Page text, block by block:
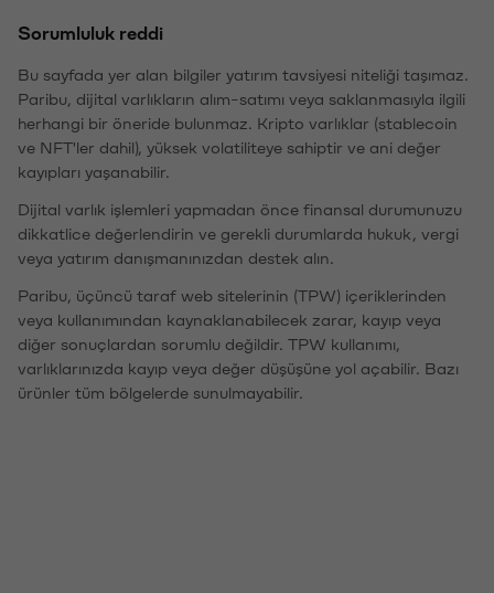
Sorumluluk reddi
Bu sayfada yer alan bilgiler yatırım tavsiyesi niteliği taşımaz.
Paribu, dijital varlıkların alım-satımı veya saklanmasıyla ilgili
herhangi bir öneride bulunmaz. Kripto varlıklar (stablecoin
ve NFT'ler dahil), yüksek volatiliteye sahiptir ve ani değer
kayıpları yaşanabilir.
Dijital varlık işlemleri yapmadan önce finansal durumunuzu
dikkatlice değerlendirin ve gerekli durumlarda hukuk, vergi
veya yatırım danışmanınızdan destek alın.
Paribu, üçüncü taraf web sitelerinin (TPW) içeriklerinden
veya kullanımından kaynaklanabilecek zarar, kayıp veya
diğer sonuçlardan sorumlu değildir. TPW kullanımı,
varlıklarınızda kayıp veya değer düşüşüne yol açabilir. Bazı
ürünler tüm bölgelerde sunulmayabilir.